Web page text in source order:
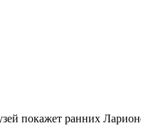
покажет ранних